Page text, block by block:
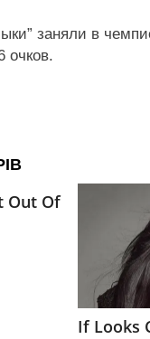
заняли в
очков.